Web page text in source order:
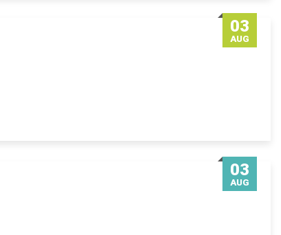
03
AUG
03
AUG